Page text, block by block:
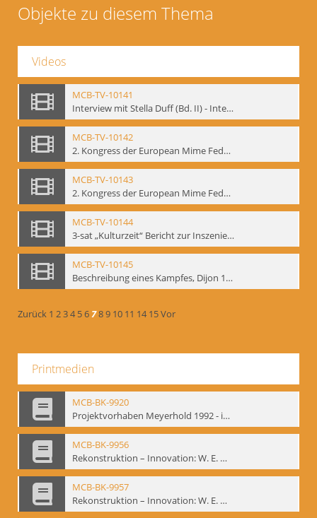
Objekte zu diesem Thema
Videos
MCB-TV-10141
Interview mit Stella Duff (Bd. II) - Interne Signatur: BM-vid-58
MCB-TV-10142
2. Kongress der European Mime Federation: „Rekonstruktion/Innovation“, Berlin Mai 1993 - Interne Signatur: BM-vid-59
MCB-TV-10143
2. Kongress der European Mime Federation: „Rekonstruktion/Innovation“, Berlin Mai 1993. Dokumentation der Konferenzaktivitäten - Interne Signatur: BM-vid-70
MCB-TV-10144
3-sat „Kulturzeit“ Bericht zur Inszenierung „Mann ist Mann“ von Thomas Ostermeier und Gennadij Bogdanow - Interne Signatur: BM-vid-80
MCB-TV-10145
Beschreibung eines Kampfes, Dijon 1998. nach Kafka - Interne Signatur: BM-vid-81
Zurück 1 234 56789 10 11 14 15Vor
Printmedien
MCB-BK-9920
Projektvorhaben Meyerhold 1992 - interne Signatur: BM-prt-106
MCB-BK-9956
Rekonstruktion – Innovation: W. E. Meyerhold, O. Schlemmer, E. Decroux - interne Signatur: BM-prt-145-1
MCB-BK-9957
Rekonstruktion – Innovation: W. E. Meyerhold, O. Schlemmer, E. Decroux - interne Signatur: BM-prt-145-2